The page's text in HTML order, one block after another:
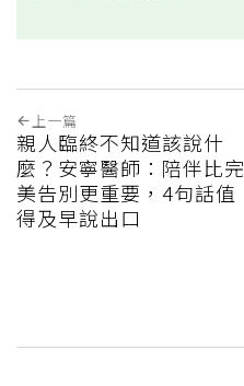
上一篇
親人臨終不知道該說什
麼？安寧醫師：陪伴比完
美告別更重要，4句話值
得及早說出口